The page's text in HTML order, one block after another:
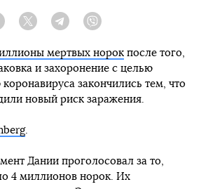
Facebook Twitter Telegram
мертвых норок после того,
и захоронение с целью
закончились тем, что
новый риск заражения.
.
Дании проголосовал за то,
4 миллионов норок. Их